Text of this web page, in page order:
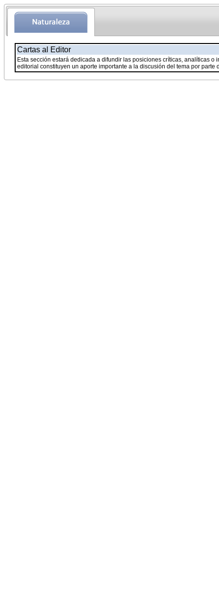
Cartas al Editor
Esta sección estará dedicada a difundir las posiciones críticas, analíticas
editorial constituyen un aporte importante a la discusión del tema por parte